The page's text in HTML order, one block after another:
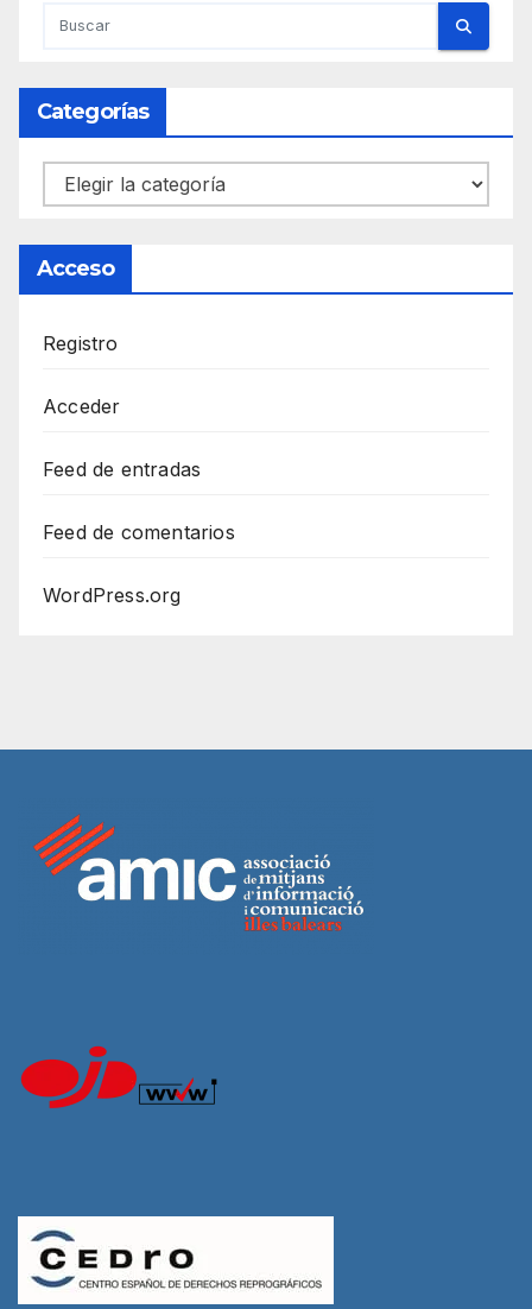
Categorías
Categorías
Acceso
Registro
Acceder
Feed de entradas
Feed de comentarios
WordPress.org